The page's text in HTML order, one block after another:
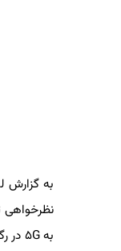
به گزارش
به ۵G در رگولاتوری شروع شده و با دریافت نظر از بخش و كمیته راهبری كه با حضور مدیران ارشد رگولاتوری و مدیران عامل اپراتورهای